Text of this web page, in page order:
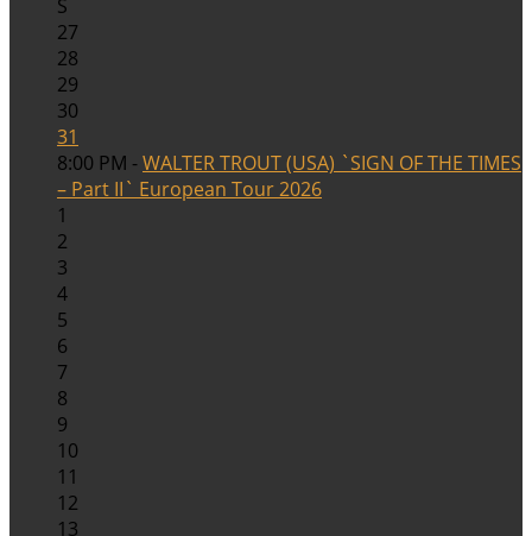
S
27
28
29
30
31
8:00 PM -WALTER TROUT (USA) `SIGN OF THE TIMES
– Part II` European Tour 2026
1
2
3
4
5
6
7
8
9
10
11
12
13